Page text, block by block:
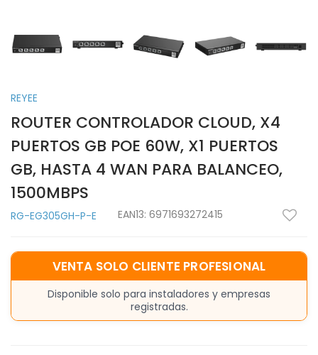
REYEE
ROUTER CONTROLADOR CLOUD, X4
PUERTOS GB POE 60W, X1 PUERTOS
GB, HASTA 4 WAN PARA BALANCEO,
1500MBPS
RG-EG305GH-P-E EAN13: 6971693272415
VENTA SOLO CLIENTE PROFESIONAL
Disponible solo para instaladores y empresas
registradas.